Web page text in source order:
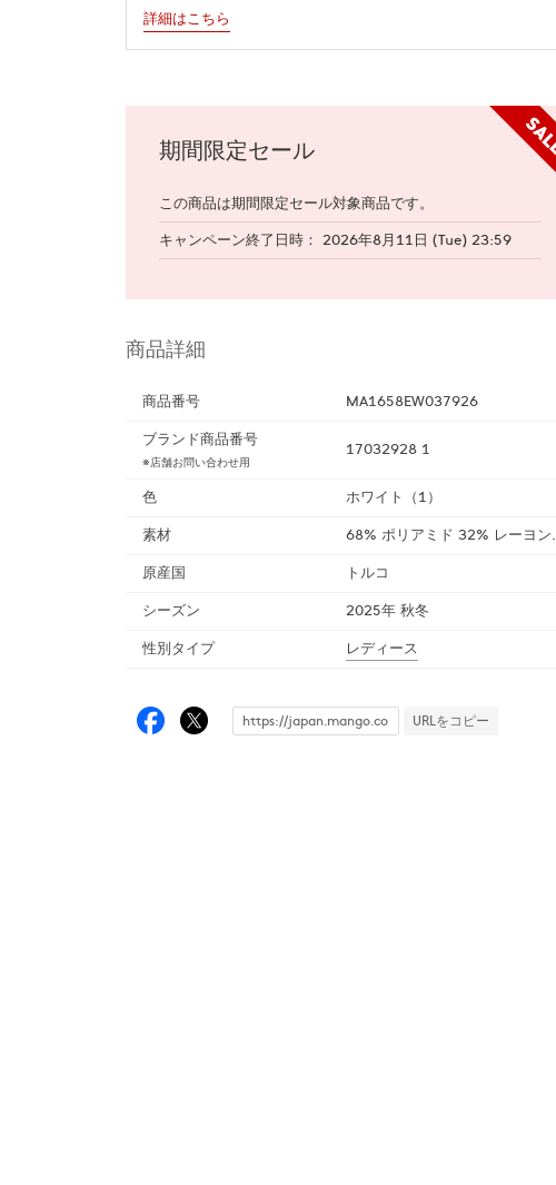
詳細はこちら
期間限定セール
この商品は期間限定セール対象商品です。
キャンペーン終了日時
2026年8月11日 (Tue) 23:59
商品詳細
商品番号
MA1658EW037926
ブランド商品番号
※店舗お問い合わせ用
17032928 1
色
ホワイト（1）
素材
68% ポリアミド 32% レーヨン.
原産国
トルコ
シーズン
2025年 秋冬
性別タイプ
レディース
URLをコピー